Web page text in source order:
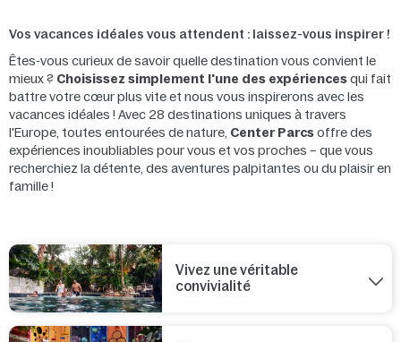
Vos vacances idéales vous attendent : laissez-vous inspirer !
Êtes-vous curieux de savoir quelle destination vous convient le
mieux ? Choisissez simplement l'une des expériencesqui fait
battre votre cœur plus vite et nous vous inspirerons avec les
vacances idéales ! Avec 28 destinations uniques à travers
l'Europe, toutes entourées de nature, Center Parcsoffre des
expériences inoubliables pour vous et vos proches – que vous
recherchiez la détente, des aventures palpitantes ou du plaisir en
famille !
Vivez une véritable
convivialité